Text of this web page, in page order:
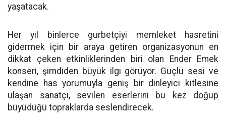
yaşatacak.
Her yıl binlerce gurbetçiyi memleket hasretini
gidermek için bir araya getiren organizasyonun en
dikkat çeken etkinliklerinden biri olan Ender Emek
konseri, şimdiden büyük ilgi görüyor. Güçlü sesi ve
kendine has yorumuyla geniş bir dinleyici kitlesine
ulaşan sanatçı, sevilen eserlerini bu kez doğup
büyüdüğü topraklarda seslendirecek.